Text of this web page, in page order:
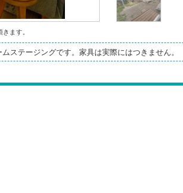
ます。
ステージングです。家具は実際にはつきません。